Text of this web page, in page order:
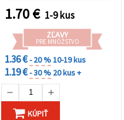
1.70€ 1-9 kus
ZĽAVY
PRE MNOŽSTVO
1.36 €- 20 %10-19 kus
1.19 €- 30 % 20 kus +
KÚPIŤ